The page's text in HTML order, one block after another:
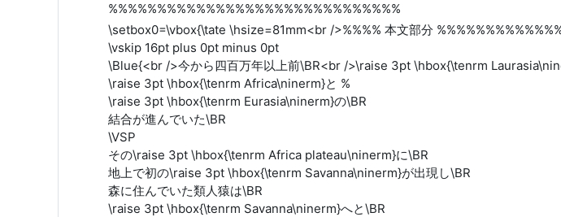
%%%%%%%%%%%%%%%%%%%%%%%%%%%%%%
\setbox0=\vbox{\tate \hsize=81mm<br />%%%% 本文部分
\vskip 16pt plus 0pt minus 0pt
\Blue{<br />今から四百万年以上前\BR<br />\raise 3pt \hbox{\tenrm
\raise 3pt \hbox{\tenrm Africa\ninerm}と %
\raise 3pt \hbox{\tenrm Eurasia\ninerm}の\BR
結合が進んでいた\BR
\VSP
その\raise 3pt \hbox{\tenrm Africa plateau\ninerm}に\BR
地上で初の\raise 3pt \hbox{\tenrm Savanna\ninerm}が出現し\BR
森に住んでいた類人猿は\BR
\raise 3pt \hbox{\tenrm Savanna\ninerm}へと\BR